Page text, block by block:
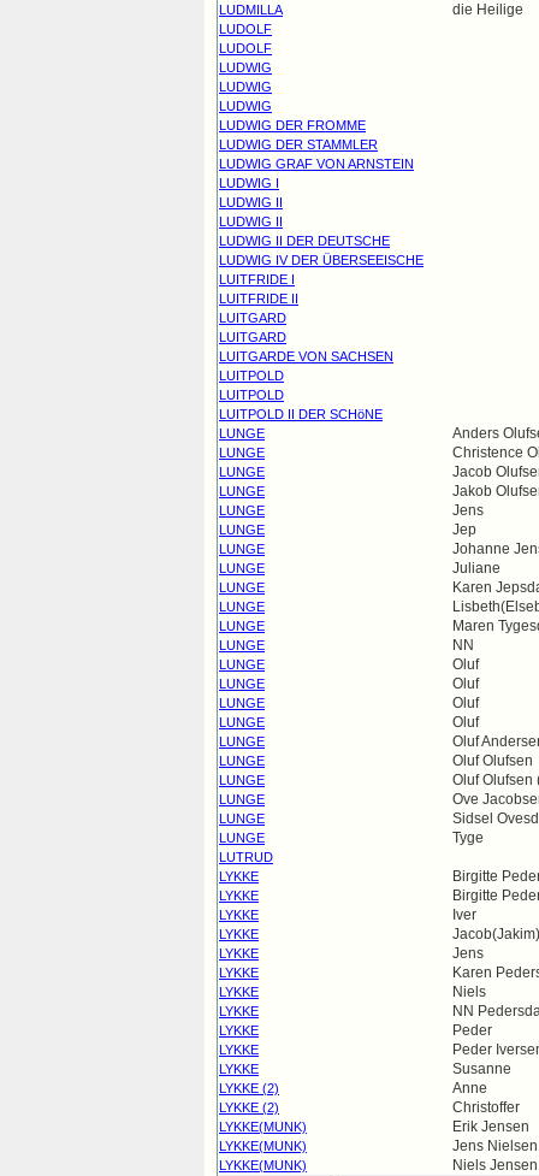
LUDMILLA
die Heilige
LUDOLF
LUDOLF
LUDWIG
LUDWIG
LUDWIG
LUDWIG DER FROMME
LUDWIG DER STAMMLER
LUDWIG GRAF VON ARNSTEIN
LUDWIG I
LUDWIG II
LUDWIG II
LUDWIG II DER DEUTSCHE
LUDWIG IV DER ÜBERSEEISCHE
LUITFRIDE I
LUITFRIDE II
LUITGARD
LUITGARD
LUITGARDE VON SACHSEN
LUITPOLD
LUITPOLD
LUITPOLD II DER SCHöNE
LUNGE
Anders
LUNGE Christence
LUNGE Jacob
LUNGE Jakob
LUNGE Jens
LUNGE Jep
LUNGE Johanne
LUNGE Juliane
LUNGE Karen
LUNGE
LUNGE Maren
LUNGE NN
LUNGE Oluf
LUNGE Oluf
LUNGE Oluf
LUNGE Oluf
LUNGE Oluf
LUNGE Oluf Olufsen
LUNGE Oluf Olufsen
LUNGE Ove
LUNGE Sidsel
LUNGE Tyge
LUTRUD
LYKKE
Birgitte
LYKKE Birgitte
LYKKE Iver
LYKKE Jacob(Jakim)
LYKKE Jens
LYKKE Karen
LYKKE Niels
LYKKE NN
LYKKE Peder
LYKKE Peder
LYKKE Susanne
LYKKE (2) Anne
LYKKE (2) Christoffer
LYKKE(MUNK) Erik Jensen
LYKKE(MUNK) Jens Nielsen
LYKKE(MUNK) Niels Jensen